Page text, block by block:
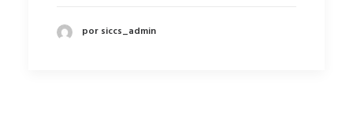
por siccs_admin